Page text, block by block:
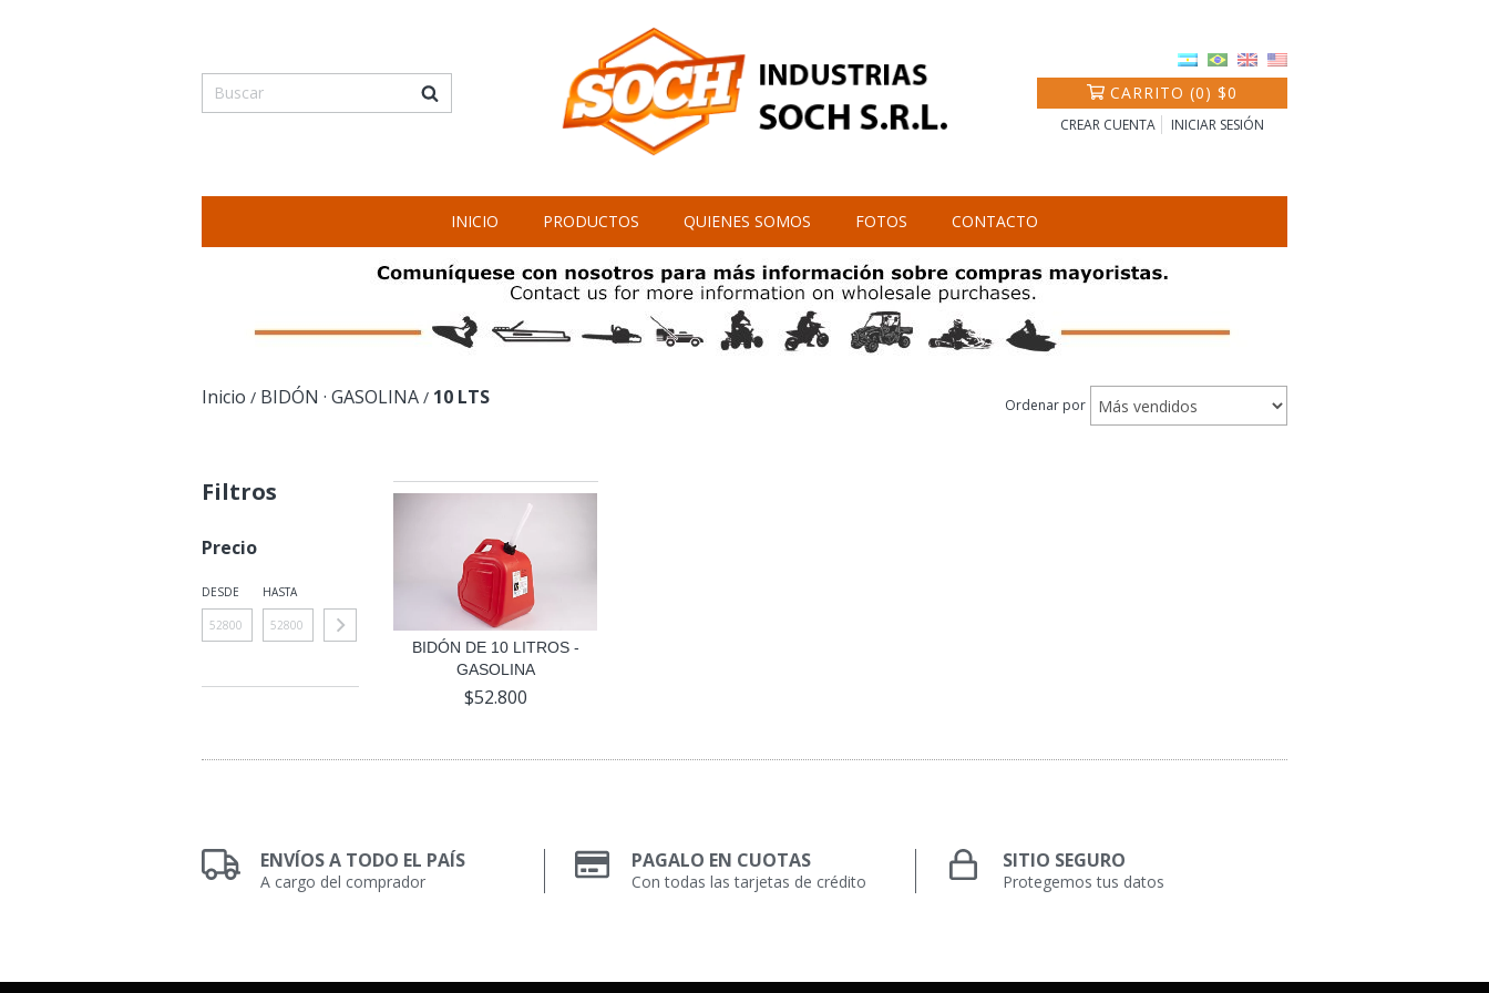
CARRITO (0) $0
CREAR CUENTA INICIAR SESIÓN
INICIO PRODUCTOS QUIENES SOMOS FOTOS CONTACTO
Inicio / BIDÓN · GASOLINA / 10 LTS Ordenar por
Filtros
Precio
DESDE HASTA
BIDÓN DE 10 LITROS -
GASOLINA
$52.800
ENVÍOS A TODO EL PAÍS
A cargo del comprador
PAGALO EN CUOTAS
Con todas las tarjetas de crédito
SITIO SEGURO
Protegemos tus datos